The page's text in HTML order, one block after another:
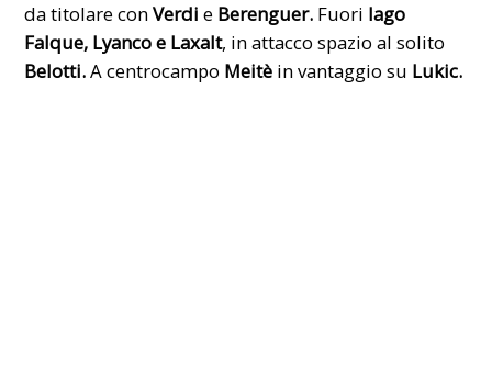
da titolare conVerdi e Berenguer. Fuori Iago
Falque, Lyanco e Laxalt, in attacco spazio al solito
Belotti.A centrocampo Meitè in vantaggio su Lukic.